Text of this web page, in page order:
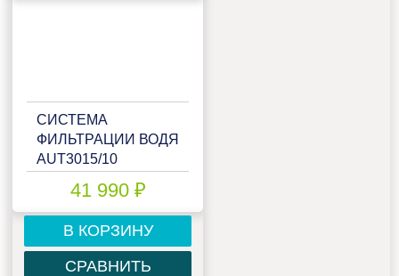
СИСТЕМА
ФИЛЬТРАЦИИ ВОДЯ
AUT3015/10
41 990 ₽
В КОРЗИНУ
СРАВНИТЬ